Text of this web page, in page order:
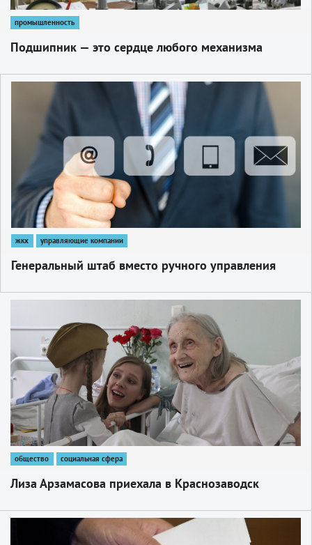
промышленность
Подшипник — это сердце любого механизма
жкх управляющие компании
Генеральный штаб вместо ручного управления
общество социальная сфера
Лиза Арзамасова приехала в Краснозаводск